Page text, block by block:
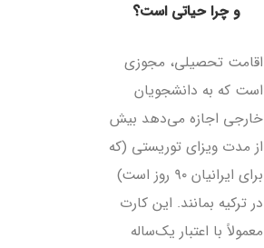
و چرا حیاتی است؟
اقامت تحصیلی، مجوزی
است که به دانشجویان
خارجی اجازه می‌دهد بیش
از مدت ویزای توریستی (که
برای ایرانیان ۹۰ روز است)
در ترکیه بمانند. این کارت
معمولاً با اعتبار یک‌ساله